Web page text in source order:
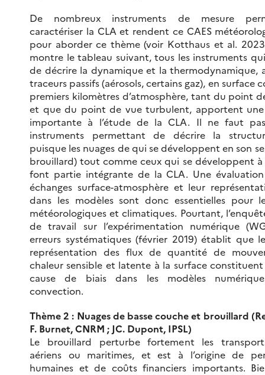
De nombreux instruments de mesure
caractériser la CLA et rendent ce CAES
pour aborder ce thème (voir Kotthaus et al.
montre le tableau suivant, tous les instruments
de décrire la dynamique et la thermodynamique,
traceurs passifs (aérosols, certains gaz), en surface
premiers kilomètres d’atmosphère, tant du point
et que du point de vue turbulent, apportent
importante à l’étude de la CLA. Il ne faut
instruments permettant de décrire la
puisque les nuages de qui se développent en son
brouillard) tout comme ceux qui se développent à
font partie intégrante de la CLA. Une
échanges surface-atmosphère et leur
dans les modèles sont donc essentielles pour
météorologiques et climatiques. Pourtant,
de travail sur l’expérimentation numérique
erreurs systématiques (février 2019) établit que
représentation des flux de quantité de
chaleur sensible et latente à la surface
cause de biais dans les modèles
convection.
Thème 2 : Nuages de basse couche et brouillard
F. Burnet, CNRM ; JC. Dupont, IPSL)
Le brouillard perturbe fortement les
aériens ou maritimes, et est à l’origine de
humaines et de coûts financiers importants.